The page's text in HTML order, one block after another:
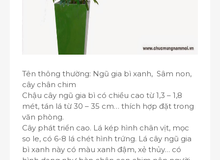
Tên thông thường: Ngũ gia bì xanh, Sâm non,
cây chân chim
Chậu cây ngũ gia bì có chiều cao từ 1,3 – 1,8
mét, tán lá từ 30 – 35 cm… thích hợp đặt trong
văn phòng.
Cây phát triển cao. Lá kép hình chân vịt, mọc
so le, có 6-8 lá chét hình trứng. Lá cây ngũ gia
bì xanh này có màu xanh đậm, xẻ thủy… có